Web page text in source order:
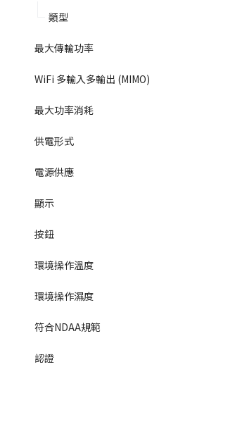
類型
最大傳輸功率
WiFi 多輸入多輸出 (MIMO)
最大功率消耗
供電形式
電源供應
顯示
按鈕
環境操作溫度
環境操作濕度
符合NDAA規範
認證